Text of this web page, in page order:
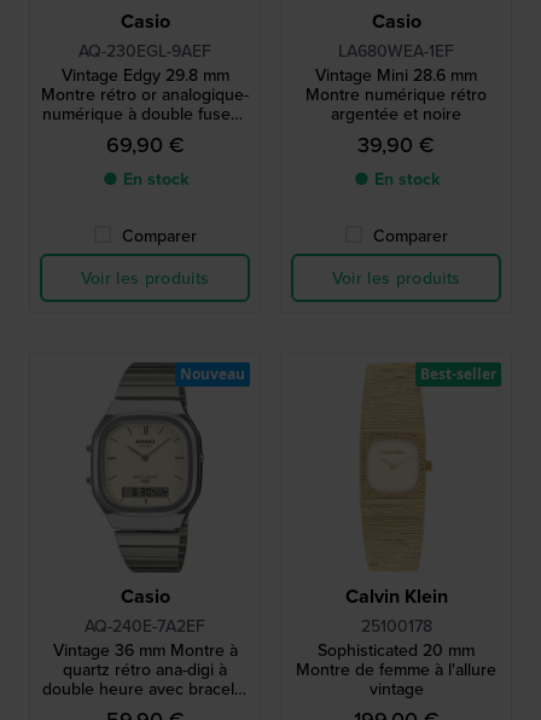
Casio
AQ-230EGL-9AEF
Vintage Edgy 29.8 mm
Montre rétro or analogique-
numérique à double fuseau
horaire
69,90 €
● En stock
Comparer
Voir les produits
Casio
LA680WEA-1EF
Vintage Mini 28.6 mm
Montre numérique rétro
argentée et noire
39,90 €
● En stock
Comparer
Voir les produits
Casio
AQ-240E-7A2EF
Vintage 36 mm Montre à
quartz rétro ana-digi à
double heure avec bracelet
en acier inoxydable
Nouveau
Calvin Klein
25100178
Sophisticated 20 mm
Montre de femme à l'allure
vintage
Best-seller